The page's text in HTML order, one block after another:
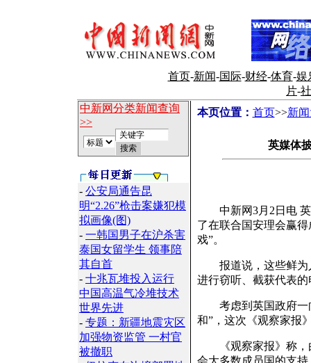
首页-新闻-国际-财经-体育-娱
片-
中新网分类新闻查询
>>
- 公安局通告昆
明“2.26”枪击案嫌犯模
拟画像(图)
- 一韩国男子在沪杀害
泰国女留学生 领事陪
其自首
- 十兆瓦堆投入运行
中国高温气冷堆技术
世界先进
- 专题：新疆地震灾区
加强物资监管 一村官
被撤职
本页位置： 首页>>新
英媒体
中新网3月2日电 英
了在联合国安理会赢
戏”。
报道说，这些鲜为人
进行窃听、截获代表
考虑到英国政府一
和”，这次《观察家报
《观察家报》称，
会大多数成员国的支